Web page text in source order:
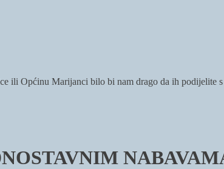
ili Općinu Marijanci bilo bi nam drago da ih podijelite s